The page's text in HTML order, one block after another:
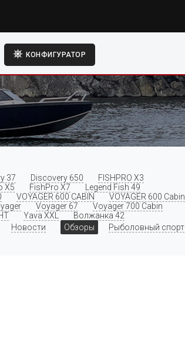
КОНФИГУРАТОР
37 Discovery 650
FISHPRO X3
X5 FishPro X7
Legend Fish 49
VOYAGER 600 CABIN
VOYAGER 600 Cabin
Voyager 67
Voyager 700 Cabin
Yava XXL
Волжанка 42
Новости Обзоры
Рыболовный спорт